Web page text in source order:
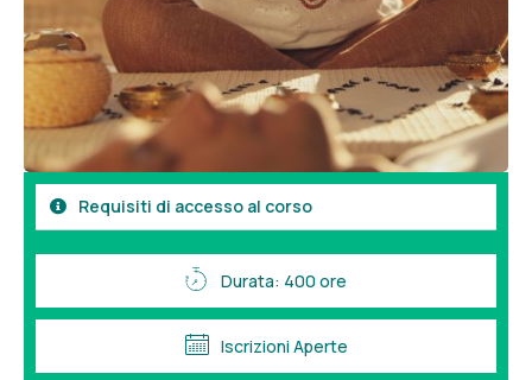
Requisiti di accesso al corso
Durata: 400 ore
Iscrizioni Aperte